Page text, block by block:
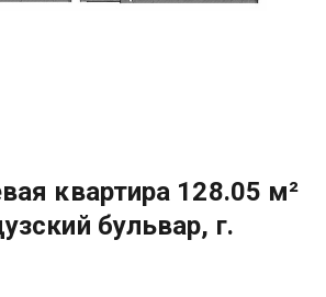
квартира 128.05 м²
бульвар, г.